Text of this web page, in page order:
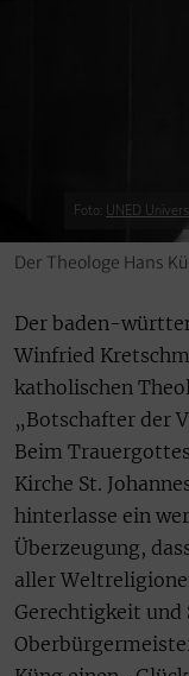
Foto: UNED
Der Theologe Hans
Der baden-
Winfried
katholischen
„Botschafter der
Beim
Kirche St.
hinterlasse ein
Überzeugung,
aller
Gerechtigkeit